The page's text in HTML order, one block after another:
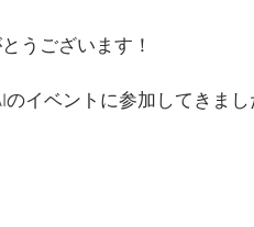
うございます！
のイベントに参加してきま